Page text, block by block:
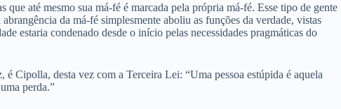
que até mesmo sua má-fé é marcada pela própria má-fé. Esse tipo de gente
da má-fé simplesmente aboliu as funções da verdade, vistas
estaria condenado desde o início pelas necessidades pragmáticas do
Cipolla, desta vez com a Terceira Lei: “Uma pessoa estúpida é aquela
perda.”